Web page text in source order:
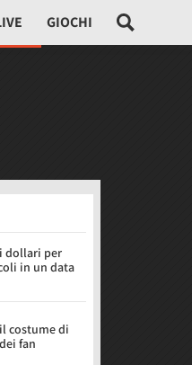
GIOCHI
dollari per
in un data
costume di
fan